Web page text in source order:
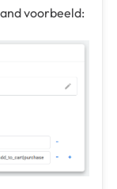
voorbeeld: